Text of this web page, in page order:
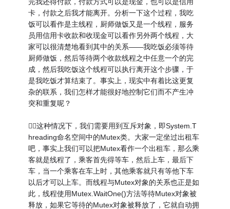
完我还得付款，付款方式可以是现金，也可以是信用
卡，付款之后我才能离开。分析一下这个过程，我吃
饭可以看作是主线程，厨师做饭又是一个线程，服务
员用信用卡收款和收现金可以看作另外两个线程，大
家可以很清楚地看到其中的关系——我吃饭必须等待
厨师做饭，然后等待两个收款线程之中任意一个的完
成，然后我吃饭这个线程可以执行离开这个步骤，于
是我吃饭才算结束了。事实上，现实中有着比这更复
杂的联系，我们怎样才能很好地控制它们而不产生冲
突和重复呢？
这种情况下，我们需要用到互斥对象，即System.T
hreading命名空间中的Mutex类。大家一定坐过出租车
吧，事实上我们可以把Mutex看作一个出租车，那么乘
客就是线程了，乘客首先得等车，然后上车，最后下
车，当一个乘客在车上时，其他乘客就只有等他下车
以后才可以上车。而线程与Mutex对象的关系也正是如
此，线程使用Mutex.WaitOne()方法等待Mutex对象被
释放，如果它等待的Mutex对象被释放了，它就自动拥